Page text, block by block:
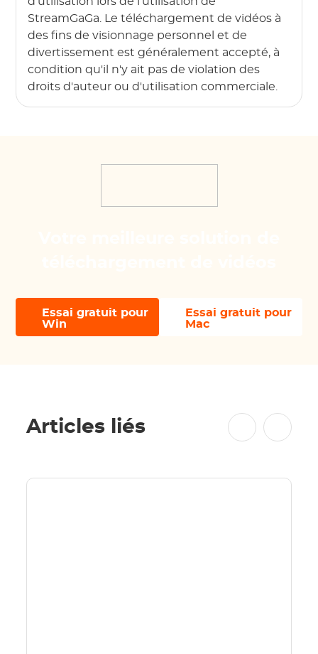
StreamGaGa. Le téléchargement de vidéos à
des fins de visionnage personnel et de
divertissement est généralement accepté, à
condition qu'il n'y ait pas de violation des
droits d'auteur ou d'utilisation commerciale.
Essai gratuit pour
Win
Essai gratuit pour
Mac
Articles liés